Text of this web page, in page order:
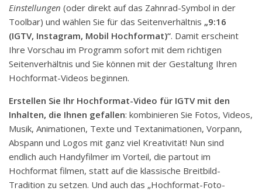
Einstellungen (oder direkt auf das Zahnrad-Symbol in der
Toolbar) und wählen Sie für das Seitenverhältnis „9:16
(IGTV, Instagram, Mobil Hochformat)“. Damit erscheint
Ihre Vorschau im Programm sofort mit dem richtigen
Seitenverhältnis und Sie können mit der Gestaltung Ihren
Hochformat-Videos beginnen.
Erstellen Sie Ihr Hochformat-Video für IGTV mit den
Inhalten, die Ihnen gefallen: kombinieren Sie Fotos, Videos,
Musik, Animationen, Texte und Textanimationen, Vorpann,
Abspann und Logos mit ganz viel Kreativität! Nun sind
endlich auch Handyfilmer im Vorteil, die partout im
Hochformat filmen, statt auf die klassische Breitbild-
Tradition zu setzen. Und auch das „Hochformat-Foto-